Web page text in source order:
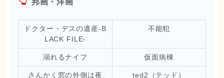
邦画・洋画
ドクター・デスの遺産-B
LACK FILE-
不能犯
溺れるナイフ 仮面病棟
さんかく窓の外側は夜 ted2（テッド）